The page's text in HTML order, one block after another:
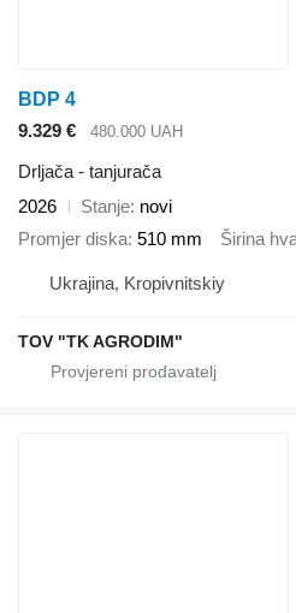
BDP 4
9.329 €
480.000 UAH
Drljača - tanjurača
2026
Stanje novi
Promjer diska 510 mm Širina
Ukrajina, Kropivnitskiy
TOV "TK AGRODIM"